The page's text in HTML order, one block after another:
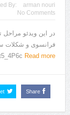
By: arman nouri
No Comments
در این ویدئو
فرانسوی و شکلات
Read more
Share